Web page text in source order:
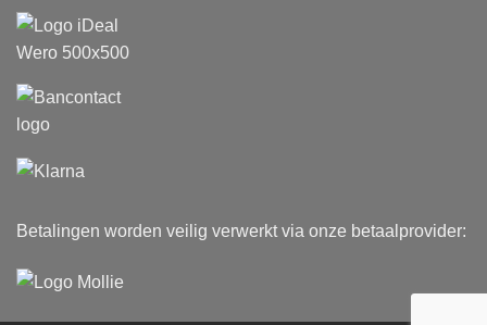
Betalingen worden veilig verwerkt via onze betaalprovider: